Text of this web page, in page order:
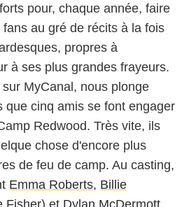
pour, chaque année, faire
au gré de récits à la fois
propres à
à ses plus grandes frayeurs.
MyCanal, nous plonge
que cinq amis se font engager
Redwood. Très vite, ils
chose d'encore plus
de feu de camp. Au casting,
Emma Roberts, Billie
Fisher) et Dylan McDermott.